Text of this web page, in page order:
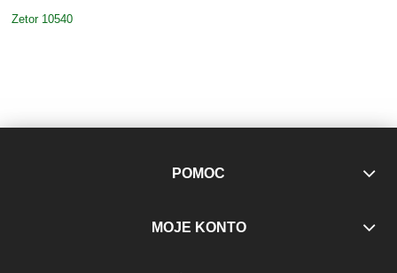
Zetor 10540
POMOC
MOJE KONTO